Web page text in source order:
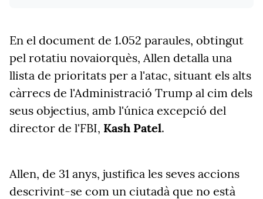
En el document de 1.052 paraules, obtingut
pel rotatiu novaiorquès, Allen detalla una
llista de prioritats per a l'atac, situant els alts
càrrecs de l'Administració Trump al cim dels
seus objectius, amb l'única excepció del
director de l'FBI, Kash Patel.
Allen, de 31 anys, justifica les seves accions
descrivint-se com un ciutadà que no està